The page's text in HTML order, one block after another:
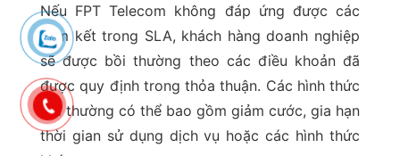
Nếu FPT Telecom không đáp ứng được các
cam kết trong SLA, khách hàng doanh nghiệp
sẽ được bồi thường theo các điều khoản đã
được quy định trong thỏa thuận. Các hình thức
bồi thường có thể bao gồm giảm cước, gia hạn
thời gian sử dụng dịch vụ hoặc các hình thức